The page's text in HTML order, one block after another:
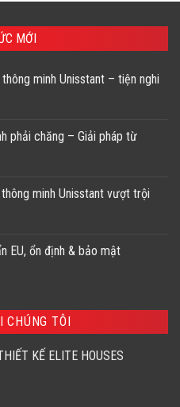
MỚI
minh Unisstant – tiện nghi
phải chăng – Giải pháp từ
minh Unisstant vượt trội
EU, ổn định & bảo mật
CHÚNG TÔI
KẾ ELITE HOUSES